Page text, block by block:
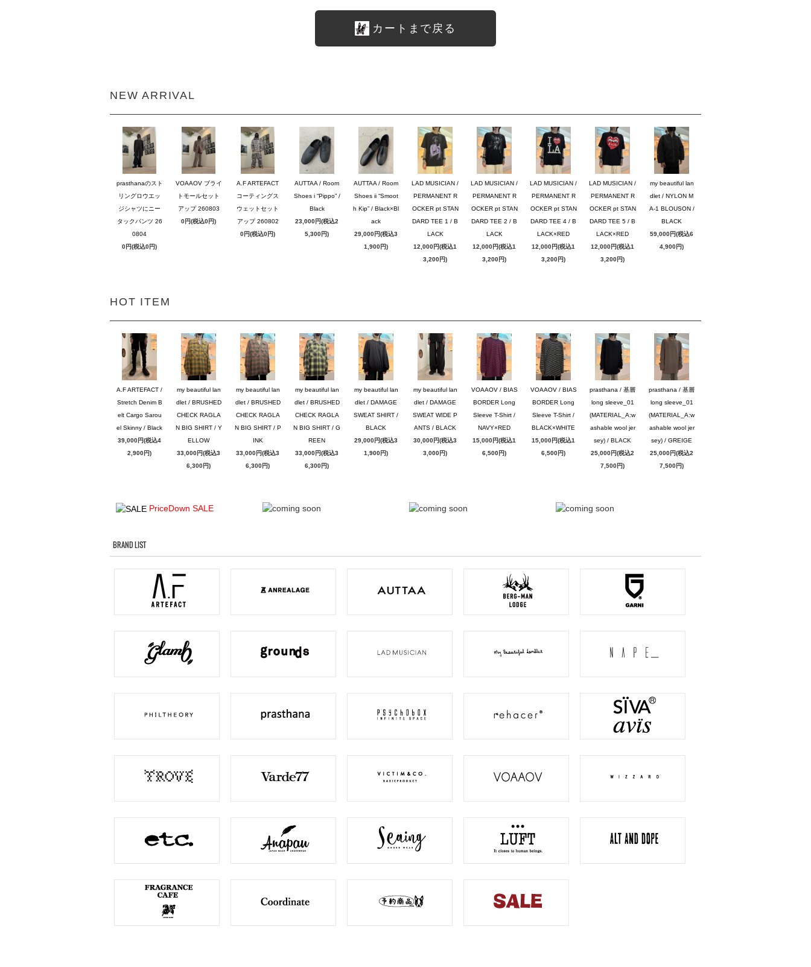
カートまで戻る
NEW ARRIVAL
prasthanaのスト
リングロウエッ
ジシャツにニー
タックパンツ 26
0804
0円(税込0円)
VOAAOV ブライ
トモールセット
アップ 260803
0円(税込0円)
A.F ARTEFACT
コーティングス
ウェットセット
アップ 260802
0円(税込0円)
AUTTAA / Room
Shoes i “Pippo” /
Black
23,000円(税込2
5,300円)
AUTTAA / Room
Shoes ii “Smoot
h Kip” / Black×Bl
ack
29,000円(税込3
1,900円)
LAD MUSICIAN /
PERMANENT R
OCKER pt STAN
DARD TEE 1 / B
LACK
12,000円(税込1
3,200円)
LAD MUSICIAN /
PERMANENT R
OCKER pt STAN
DARD TEE 2 / B
LACK
12,000円(税込1
3,200円)
LAD MUSICIAN /
PERMANENT R
OCKER pt STAN
DARD TEE 4 / B
LACK×RED
12,000円(税込1
3,200円)
LAD MUSICIAN /
PERMANENT R
OCKER pt STAN
DARD TEE 5 / B
LACK×RED
12,000円(税込1
3,200円)
my beautiful lan
dlet / NYLON M
A-1 BLOUSON /
BLACK
59,000円(税込6
4,900円)
HOT ITEM
A.F ARTEFACT /
Stretch Denim B
elt Cargo Sarou
el Skinny / Black
39,000円(税込4
2,900円)
my beautiful lan
dlet / BRUSHED
CHECK RAGLA
N BIG SHIRT / Y
ELLOW
33,000円(税込3
6,300円)
my beautiful lan
dlet / BRUSHED
CHECK RAGLA
N BIG SHIRT / P
INK
33,000円(税込3
6,300円)
my beautiful lan
dlet / BRUSHED
CHECK RAGLA
N BIG SHIRT / G
REEN
33,000円(税込3
6,300円)
my beautiful lan
dlet / DAMAGE
SWEAT SHIRT /
BLACK
29,000円(税込3
1,900円)
my beautiful lan
dlet / DAMAGE
SWEAT WIDE P
ANTS / BLACK
30,000円(税込3
3,000円)
VOAAOV / BIAS
BORDER Long
Sleeve T-Shirt /
NAVY×RED
15,000円(税込1
6,500円)
VOAAOV / BIAS
BORDER Long
Sleeve T-Shirt /
BLACK×WHITE
15,000円(税込1
6,500円)
prasthana / 基層
long sleeve_01
(MATERIAL_A:w
ashable wool jer
sey) / BLACK
25,000円(税込2
7,500円)
prasthana / 基層
long sleeve_01
(MATERIAL_A:w
ashable wool jer
sey) / GREIGE
25,000円(税込2
7,500円)
PriceDown SALE
BRAND LIST